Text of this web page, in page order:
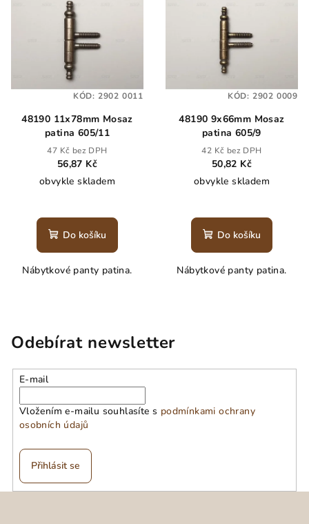
48190 11x78mm Mosaz
patina 605/11
47 Kč bez DPH
56,87 Kč
obvykle skladem
Do košíku
Nábytkové panty patina.
KÓD: 2902 0011
48190 9x66mm Mosaz
patina 605/9
42 Kč bez DPH
50,82 Kč
obvykle skladem
Do košíku
Nábytkové panty patina.
KÓD: 2902 0009
Odebírat newsletter
E-mail
Vložením e-mailu souhlasíte s podmínkami ochrany
osobních údajů
Přihlásit se